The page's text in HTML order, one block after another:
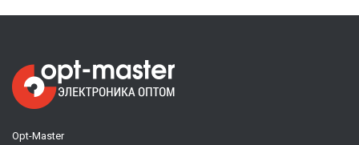
Opt-Master